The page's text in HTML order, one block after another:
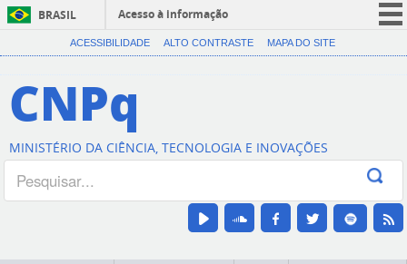
BRASIL
Acesso à informação
CORONAVÍRUS (COVID-19)
Canais
ACESSIBILIDADE ALTO CONTRASTE MAPA DO SITE
CNPq
MINISTÉRIO DA CIÊNCIA, TECNOLOGIA E INOVAÇÕES